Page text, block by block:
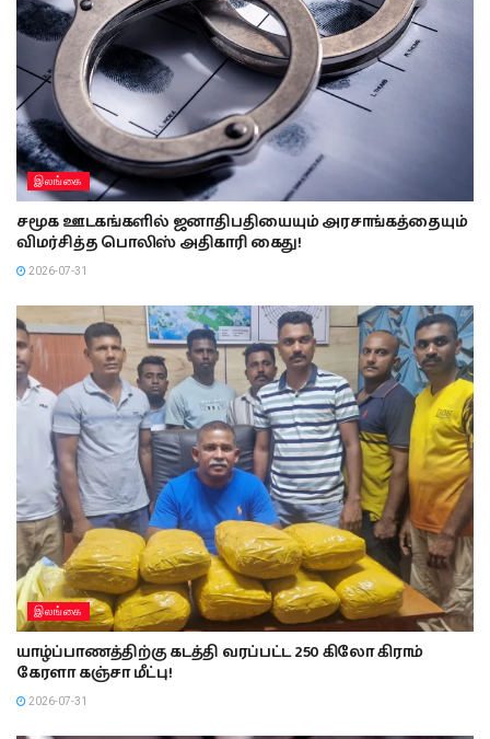
இலங்கை
சமூக ஊடகங்களில் ஜனாதிபதியையும் அரசாங்கத்தையும்
விமர்சித்த பொலிஸ் அதிகாரி கைது!
2026-07-31
இலங்கை
யாழ்ப்பாணத்திற்கு கடத்தி வரப்பட்ட 250 கிலோ கிராம்
கேரளா கஞ்சா மீட்பு!
2026-07-31